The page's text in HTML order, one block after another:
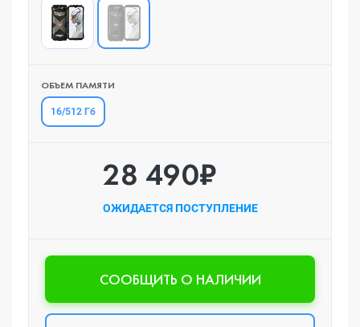
ОБЪЕМ ПАМЯТИ
16/512 Гб
28 490₽
ОЖИДАЕТСЯ ПОСТУПЛЕНИЕ
CООБЩИТЬ О НАЛИЧИИ